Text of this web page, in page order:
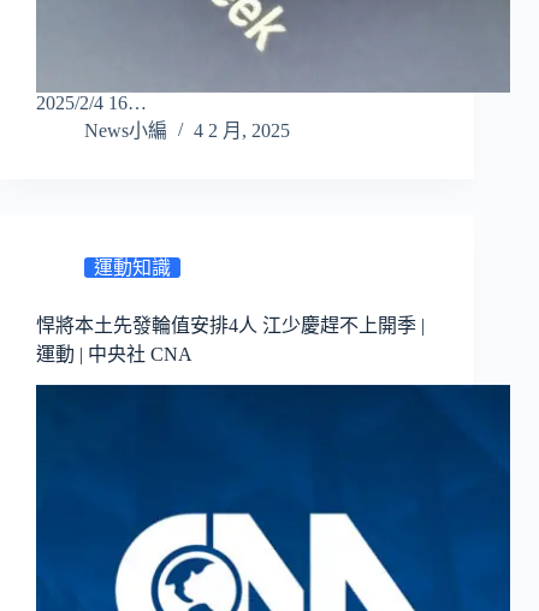
2025/2/4 16…
News小編
4 2 月, 2025
運動知識
悍將本土先發輪值安排4人 江少慶趕不上開季 |
運動 | 中央社 CNA